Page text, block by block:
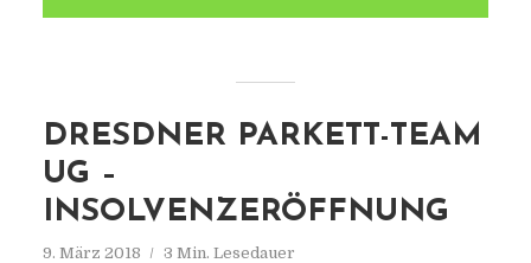
DRESDNER PARKETT-TEAM
UG –
INSOLVENZERÖFFNUNG
9. März 2018 3 Min. Lesedauer